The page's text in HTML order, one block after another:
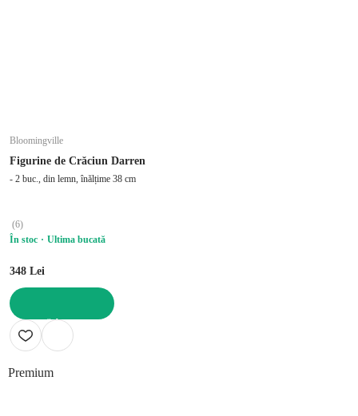
Bloomingville
Figurine de Crăciun Darren
- 2 buc., din lemn, înălțime 38 cm
(6)
În stoc
Ultima bucată
348 Lei
ADAUGĂ ÎN COȘ
Premium